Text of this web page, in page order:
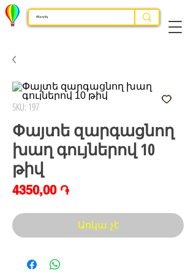
SKU: 197
Փայտե զարգացնող
խաղ գույներով 10
թիվ
4350,00 ֏Price
Առկա չէ